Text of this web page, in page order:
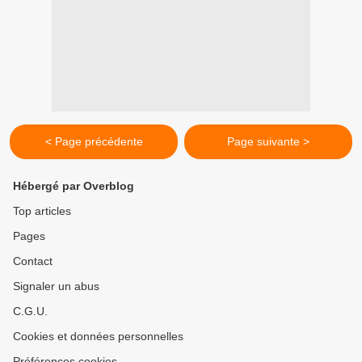
< Page précédente Page suivante >
Hébergé par Overblog
Top articles
Pages
Contact
Signaler un abus
C.G.U.
Cookies et données personnelles